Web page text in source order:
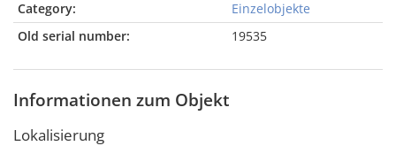
Category:
Einzelobjekte
Old serial number:
19535
Informationen zum Objekt
Lokalisierung